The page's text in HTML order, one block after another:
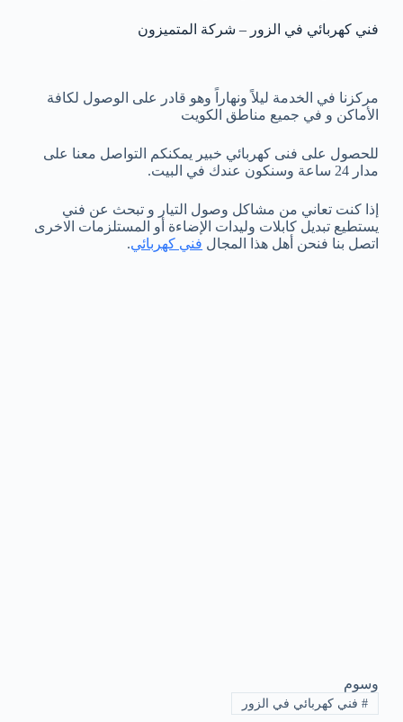
فني كهربائي في الزور – شركة المتميزون
مركزنا في الخدمة ليلاً ونهاراً وهو قادر على الوصول لكافة
الأماكن و في جميع مناطق الكويت
للحصول على فنى كهربائي خبير يمكنكم التواصل معنا على
مدار 24 ساعة وسنكون عندك في البيت.
إذا كنت تعاني من مشاكل وصول التيار و تبحث عن فني
يستطيع تبديل كابلات وليدات الإضاءة أو المستلزمات الاخرى
اتصل بنا فنحن أهل هذا المجال فني كهربائي.
وسوم
#فني كهربائي في الزور